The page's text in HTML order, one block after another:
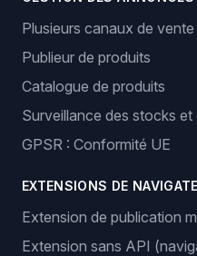
Plusieurs canaux de vente
Publieur de produits
Catalogue de produits
Surveillance des stocks et
GPSR : Conformité UE
EXTENSIONS DE
Extension de publication
Extension sans API